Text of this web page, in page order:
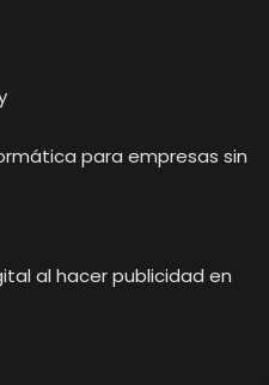
para empresas sin
al hacer publicidad en